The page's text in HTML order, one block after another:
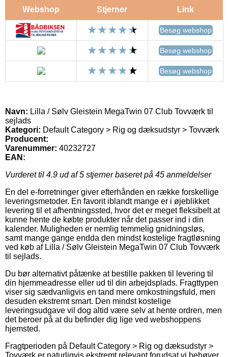
Webshop Stjerner Link
Besøg webshop
Besøg webshop
Besøg webshop
Navn: Lilla / Sølv Gleistein MegaTwin 07 Club Tovværk til
sejlads
Kategori: Default Category > Rig og dæksudstyr > Tovværk
Producent:
Varenummer: 40232727
EAN:
Vurderet til 4.9 ud af 5 stjerner baseret på 45 anmeldelser
En del e-forretninger giver efterhånden en række forskellige
leveringsmetoder. En favorit iblandt mange er i øjeblikket
levering til et afhentningssted, hvor det er meget fleksibelt at
kunne hente de købte produkter når det passer ind i din
kalender. Muligheden er nemlig temmelig gnidningsløs,
samt mange gange endda den mindst kostelige fragtløsning
ved køb af Lilla / Sølv Gleistein MegaTwin 07 Club Tovværk
til sejlads.
Du bør alternativt påtænke at bestille pakken til levering til
din hjemmeadresse eller ud til din arbejdsplads. Fragttypen
viser sig sædvanligvis en tand mere omkostningsfuld, men
desuden ekstremt smart. Den mindst kostelige
leveringsudgave vil dog altid være selv at hente ordren, men
det beroer på at du befinder dig lige ved webshoppens
hjemsted.
Fragtperioden på Default Category > Rig og dæksudstyr >